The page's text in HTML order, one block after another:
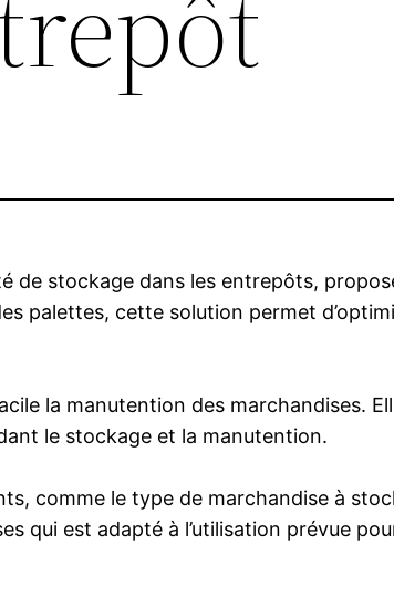
de stockage dans les entrepôts,
palettes, cette solution permet
la manutention des marchandises.
le stockage et la manutention.
comme le type de marchandise à
qui est adapté à l’utilisation prévue